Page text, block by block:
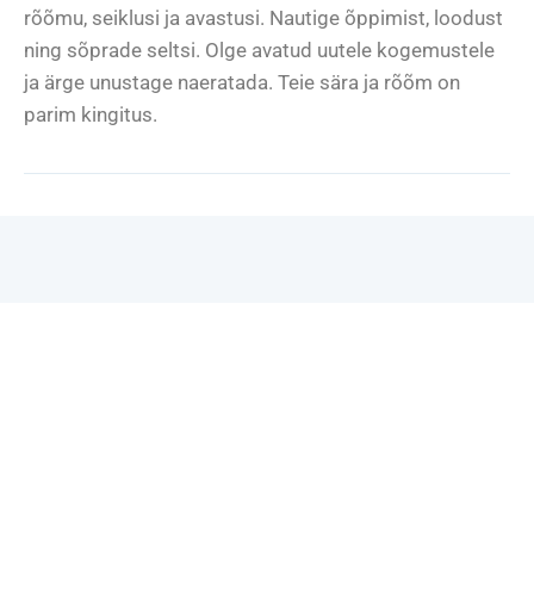
rõõmu, seiklusi ja avastusi. Nautige õppimist, loodust
ning sõprade seltsi. Olge avatud uutele kogemustele
ja ärge unustage naeratada. Teie sära ja rõõm on
parim kingitus.